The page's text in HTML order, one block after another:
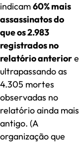
indicam60% mais
assassinatos do
que os 2.983
registrados no
relatório anteriore
ultrapassando as
4.305 mortes
observadas no
relatório ainda mais
antigo. (A
organização que